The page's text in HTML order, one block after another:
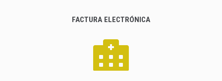
FACTURA ELECTRÓNICA